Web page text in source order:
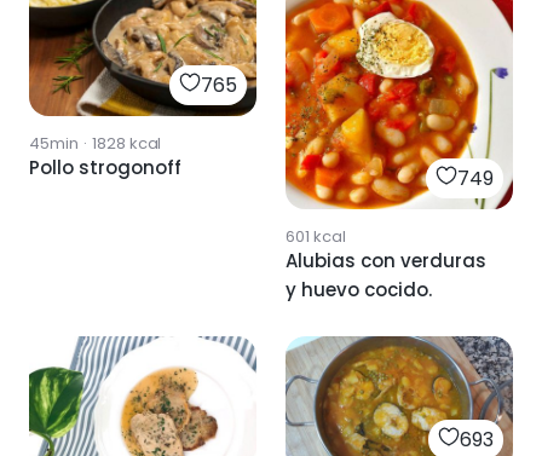
765
45min · 1828 kcal
Pollo strogonoff 749
601 kcal
Alubias con verduras
y huevo cocido.
693